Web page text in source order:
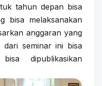
tahun depan bisa
bisa melaksanakan
anggaran yang
dari seminar ini bisa
dipublikasikan